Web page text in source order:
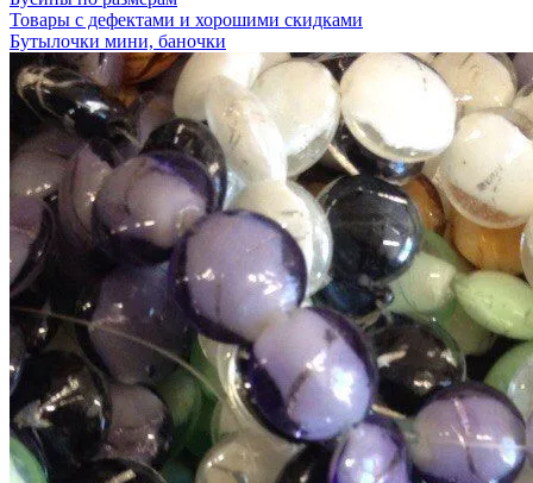
Товары с дефектами и хорошими скидками
Бутылочки мини, баночки